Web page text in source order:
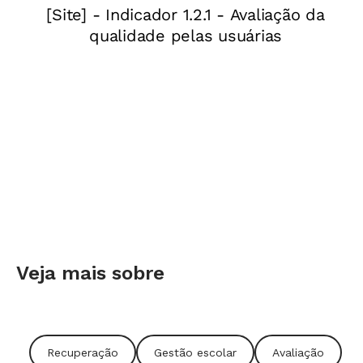
não ajudaram no entendimento dos conceitos
trabalhados. Nos registros, entram ainda as
profissional consegue ter noção dos limites da
flexibilidade do planejamento. Ele deve se
objetivos foram alcançados. Se não foram, cabe
Veja mais sobre
Recuperação Gestão escolar Avaliação